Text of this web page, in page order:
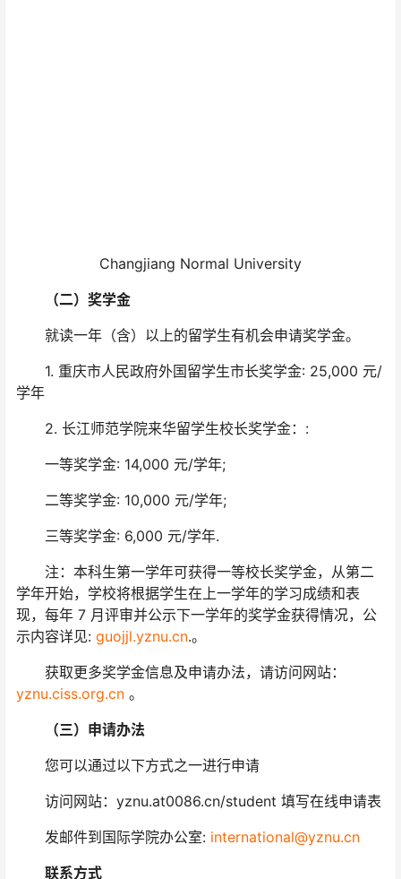
Changjiang Normal University
（二）奖学金
就读一年（含）以上的留学生有机会申请奖学金。
1. 重庆市人民政府外国留学生市长奖学金: 25,000 元/
学年
2. 长江师范学院来华留学生校长奖学金：:
一等奖学金: 14,000 元/学年;
二等奖学金: 10,000 元/学年;
三等奖学金: 6,000 元/学年.
注：本科生第一学年可获得一等校长奖学金，从第二
学年开始，学校将根据学生在上一学年的学习成绩和表
现，每年 7 月评审并公示下一学年的奖学金获得情况，公
示内容详见: guojjl.yznu.cn.。
获取更多奖学金信息及申请办法，请访问网站：
yznu.ciss.org.cn 。
（三）申请办法
您可以通过以下方式之一进行申请
访问网站：yznu.at0086.cn/student 填写在线申请表
发邮件到国际学院办公室: international@yznu.cn
联系方式